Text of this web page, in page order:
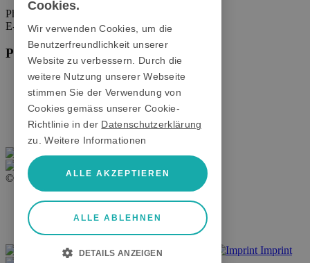
Phone:+1 980 207-3622
E-Mail:info.us@montech.com
Produkte
Förderbänder
Rollenbahnen
Transfersysteme
Aluprofile
Schutzeinrichtungen
© 2026 Montech AG
AGB
Datenschutz
Call us
Contact form
Imprint
ENGLISH
ITALIAN
Cookies.
Wir verwenden Cookies, um die
Benutzerfreundlichkeit unserer
Website zu verbessern. Durch die
weitere Nutzung unserer Webseite
stimmen Sie der Verwendung von
Cookies gemäss unserer Cookie-
Richtlinie in der Datenschutzerklärung
zu.
Weitere Informationen
ALLE AKZEPTIEREN
ALLE ABLEHNEN
DETAILS ANZEIGEN